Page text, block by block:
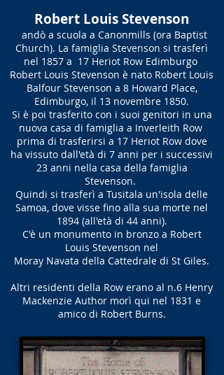
Robert Louis Stevenson
andò a scuola a Canonmills (ora Baptist
Church). La famiglia Stevenson si trasferì
nel 1857 a 17 Heriot Row Edimburgo
Robert Louis Stevenson è nato Robert Louis
Balfour Stevenson a 8 Howard Place,
Edimburgo, il 13 novembre 1850.
Si è poi trasferito con i suoi genitori in una
nuova casa di famiglia a Inverleith Row
prima di trasferirsi a 17 Heriot Row dove
ha vissuto dall'età di 7 anni per i successivi
23 anni nella casa della famiglia
Stevenson.
Quindi si trasferì a Tusitala un'isola delle
Samoa, dove visse fino alla sua morte nel
1894 (all'età di 44 anni).
C'è un monumento in bronzo a Robert
Louis Stevenson nel
Moray Navata della Cattedrale di St Giles.
Altri residenti della Row erano al n.6 Henry
Mackenzie Author morì qui nel 1831 e
amico di Robert Burns.